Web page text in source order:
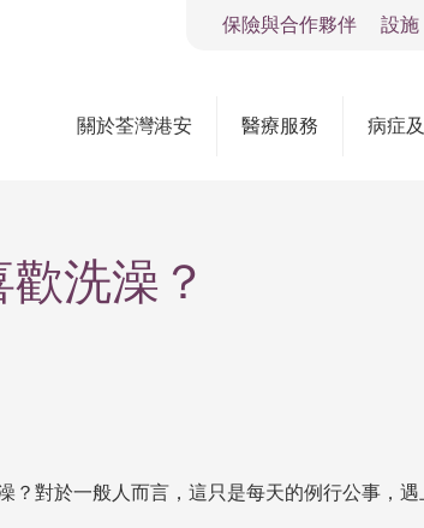
關於荃灣港安 醫療服務 病症
保險與合作夥伴 設施
洗澡？
？對於一般人而言，這只是每天的例行公事，